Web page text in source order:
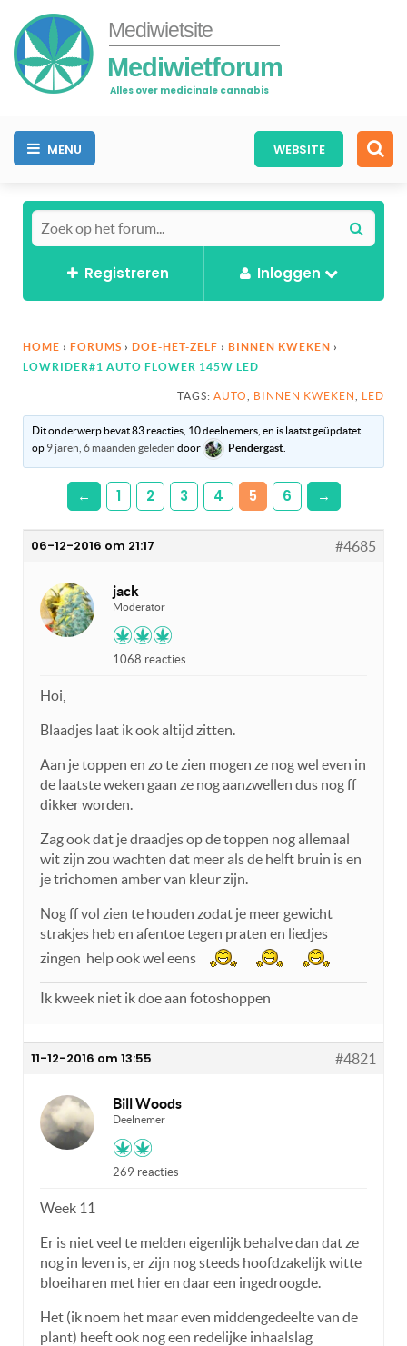
Mediwietsite
Mediwietforum
Alles over medicinale cannabis
MENU WEBSITE
Registreren Inloggen
HOME › FORUMS › DOE-HET-ZELF › BINNEN KWEKEN ›
LOWRIDER#1 AUTO FLOWER 145W LED
TAGS: AUTO BINNEN KWEKEN LED
Dit onderwerp bevat 83 reacties, 10 deelnemers, en is laatst geüpdatet
op 9 jaren, 6 maanden geleden door Pendergast
← 1 2 3 4 5 6 →
06-12-2016 om 21:17 #4685
jack
Moderator
1068 reacties
Hoi,
Blaadjes laat ik ook altijd zitten.
Aan je toppen en zo te zien mogen ze nog wel even in
de laatste weken gaan ze nog aanzwellen dus nog ff
dikker worden.
Zag ook dat je draadjes op de toppen nog allemaal
wit zijn zou wachten dat meer als de helft bruin is en
je trichomen amber van kleur zijn.
Nog ff vol zien te houden zodat je meer gewicht
strakjes heb en afentoe tegen praten en liedjes
zingen help ook wel eens
Ik kweek niet ik doe aan fotoshoppen
11-12-2016 om 13:55 #4821
Bill Woods
Deelnemer
269 reacties
Week 11
Er is niet veel te melden eigenlijk behalve dan dat ze
nog in leven is, er zijn nog steeds hoofdzakelijk witte
bloeiharen met hier en daar een ingedroogde.
Het (ik noem het maar even middengedeelte van de
plant) heeft ook nog een redelijke inhaalslag